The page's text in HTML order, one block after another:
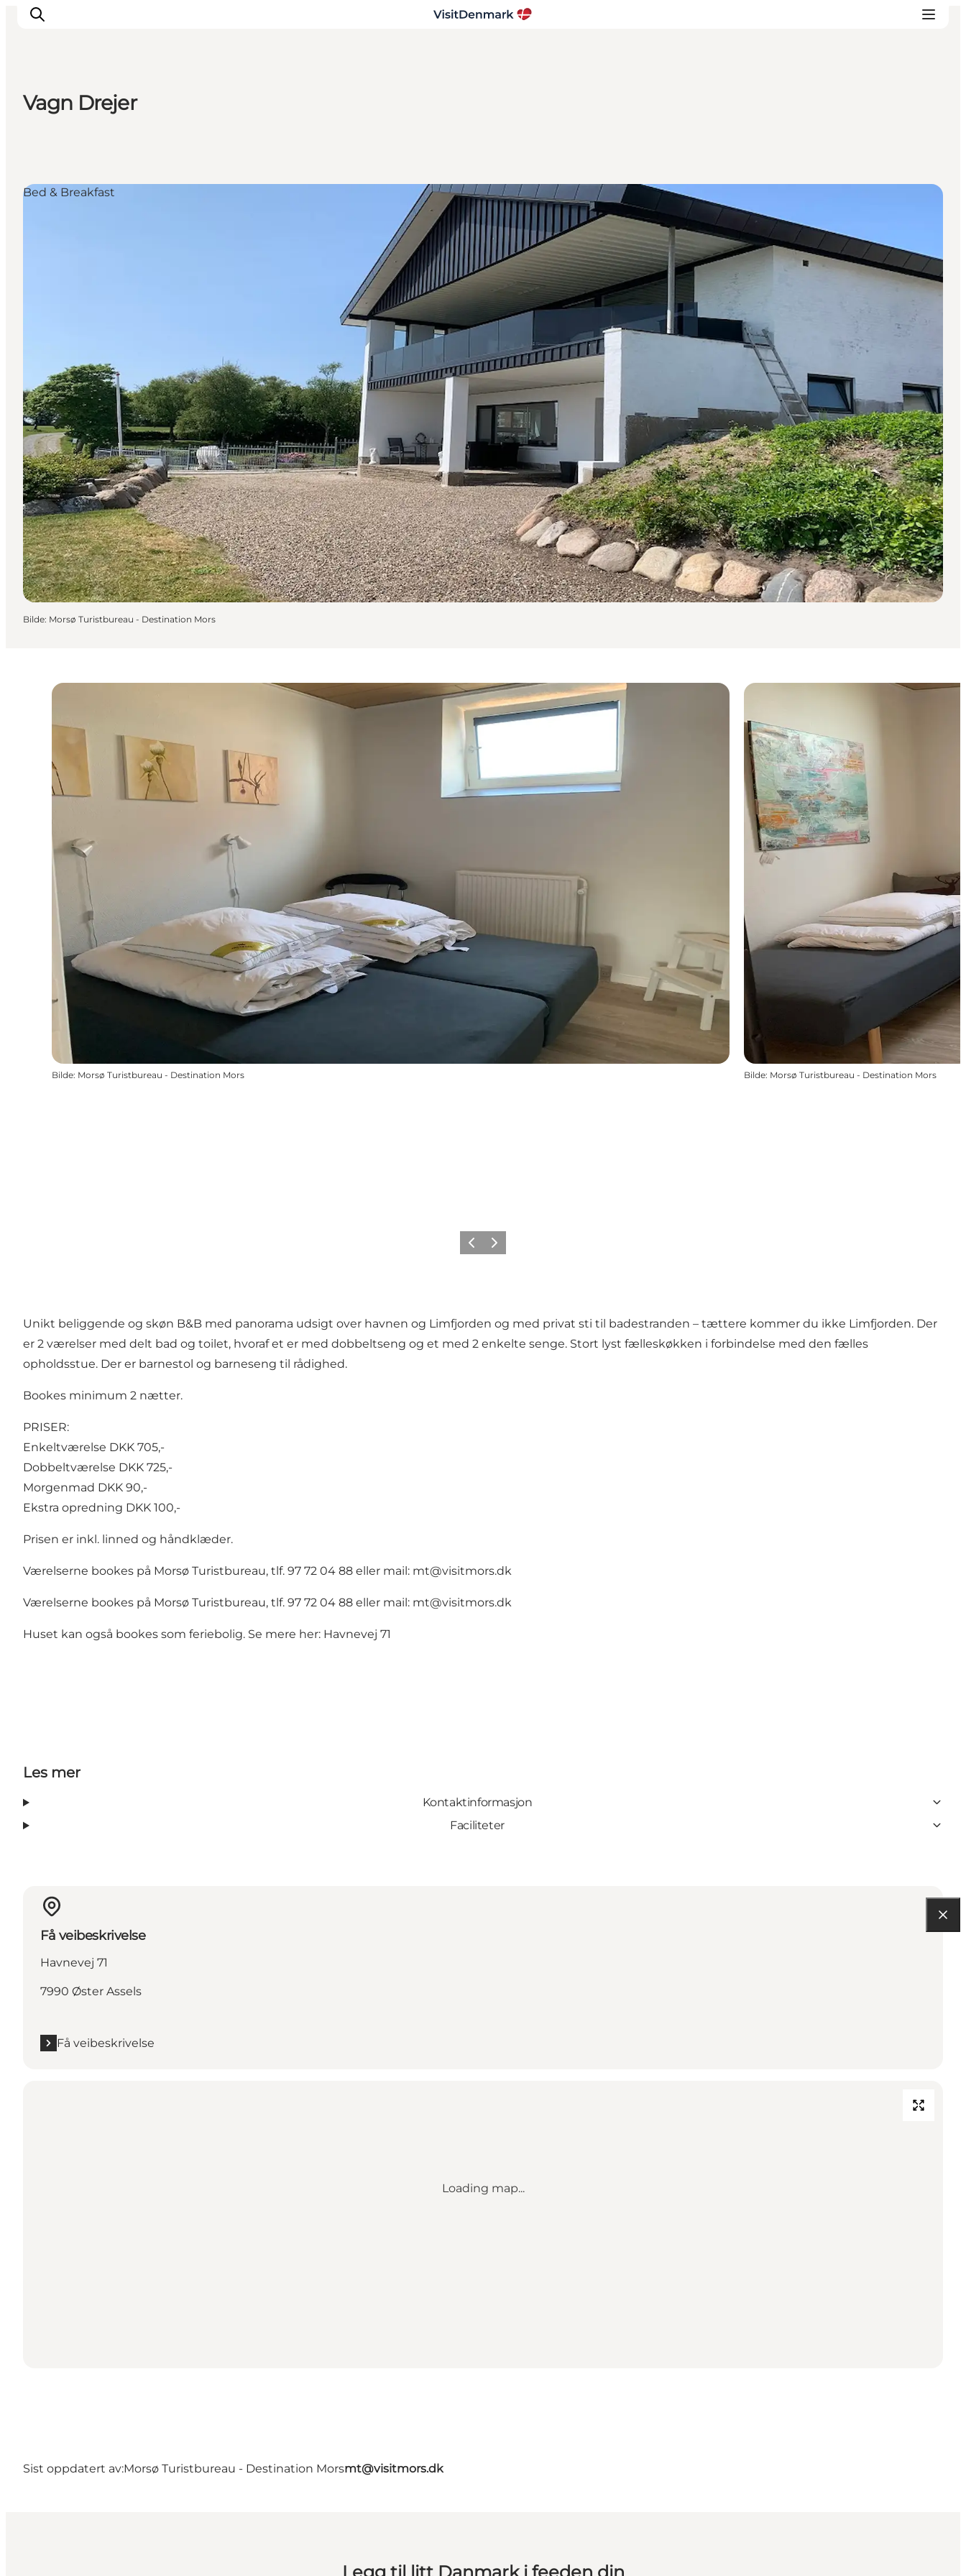
Overnatting
Vagn Drejer
Bed & Breakfast
Bilde: Morsø Turistbureau - Destination Mors
Bilde: Morsø Turistbureau - Destination Mors Bilde: Morsø Turistbureau - Destination Mors
ForrigeNeste
Unikt beliggende og skøn B&B med panorama udsigt over havnen og Limfjorden og med privat sti til badestranden – tættere kommer du ikke Limfjorden. Der
er 2 værelser med delt bad og toilet, hvoraf et er med dobbeltseng og et med 2 enkelte senge. Stort lyst fælleskøkken i forbindelse med den fælles
opholdsstue. Der er barnestol og barneseng til rådighed.
Bookes minimum 2 nætter.
PRISER:
Enkeltværelse DKK 705,-
Dobbeltværelse DKK 725,-
Morgenmad DKK 90,-
Ekstra opredning DKK 100,-
Prisen er inkl. linned og håndklæder.
Værelserne bookes på Morsø Turistbureau, tlf. 97 72 04 88 eller mail: mt@visitmors.dk
Værelserne bookes på Morsø Turistbureau, tlf. 97 72 04 88 eller mail: mt@visitmors.dk
Huset kan også bookes som feriebolig. Se mere her: Havnevej 71
Les mer
Kontaktinformasjon
Faciliteter
Få veibeskrivelse
Havnevej 71
7990 Øster Assels
Få veibeskrivelse
Loading map...
Sist oppdatert av:Morsø Turistbureau - Destination Morsmt@visitmors.dk